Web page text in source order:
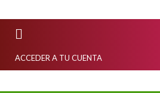
ACCEDER A TU CUENTA